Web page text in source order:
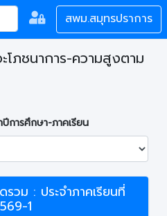
สพม.สมุทรปราการ
โภชนาการ-ความสูงตาม
ปีการศึกษา-ภาคเรียน
วม : ประจำภาคเรียนที่
1